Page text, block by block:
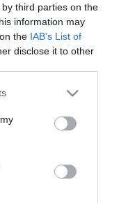
third parties on the
information may
the IAB’s List of
disclose it to other
del
Bilbao si cautela
di 23 anni
ha firmato
di apprezzamenti